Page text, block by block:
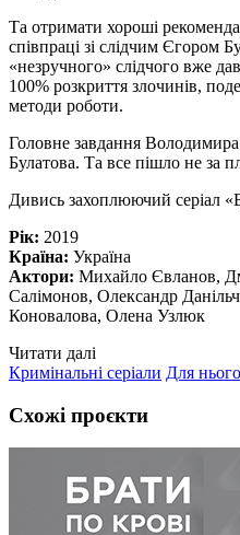
Та отримати хороші
співпраці зі слідчим Єгором
«незручного» слідчого вже
100% розкриття злочинів,
методи роботи.
Головне завдання
Булатова. Та все пішло не за
Дивись захоплюючий серіал
Рік: 2019
Країна: Україна
Актори: Михайло Євланов,
Салімонов, Олександр
Коновалова, Олена Узлюк
Читати далі
Кримінальні серіали Для нього
Схожі проєкти